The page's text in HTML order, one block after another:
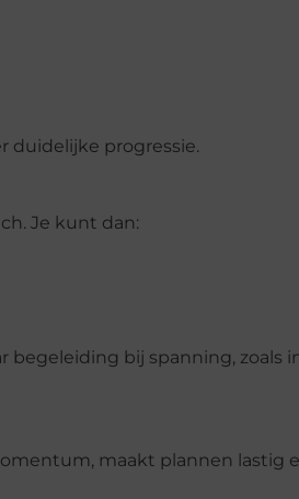
duidelijke progressie.
Je kunt dan:
begeleiding bij spanning, zoals
maakt plannen lastig